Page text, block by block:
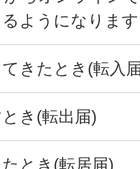
ようになります
きたとき(転入
き(転出届)
とき(転居届)